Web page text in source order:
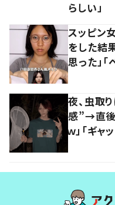
らしい」
スッピン
をした結
思った」「
夜、虫取
感”→直後
ｗ」「ギャ